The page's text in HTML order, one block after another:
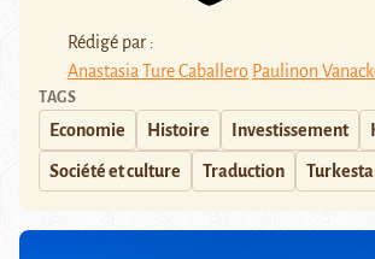
Rédigé par :
Anastasia Ture Caballero Paulinon
TAGS
Economie Histoire Investissement
Société et culture Traduction